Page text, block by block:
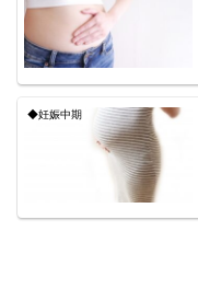
◆妊娠中期